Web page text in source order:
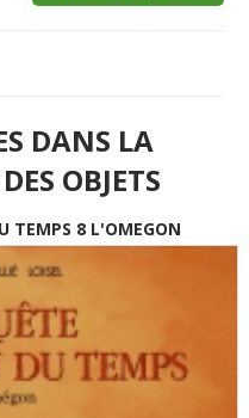
DANS LA
OBJETS
TEMPS 8 L'OMEGON